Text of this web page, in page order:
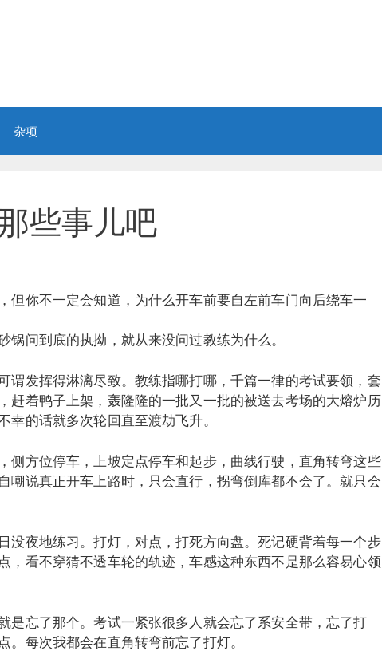
杂项
些事儿吧
但你不一定会知道，为什么开车前要自左前车门向后绕车一
锅问到底的执拗，就从来没问过教练为什么。
谓发挥得淋漓尽致。教练指哪打哪，千篇一律的考试要领，套
赶着鸭子上架，轰隆隆的一批又一批的被送去考场的大熔炉历
幸的话就多次轮回直至渡劫飞升。
侧方位停车，上坡定点停车和起步，曲线行驶，直角转弯这些
嘲说真正开车上路时，只会直行，拐弯倒库都不会了。就只会
没夜地练习。打灯，对点，打死方向盘。死记硬背着每一个步
，看不穿猜不透车轮的轨迹，车感这种东西不是那么容易心领
是忘了那个。考试一紧张很多人就会忘了系安全带，忘了打
。每次我都会在直角转弯前忘了打灯。